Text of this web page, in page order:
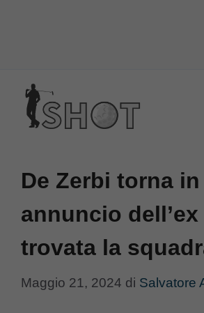
contenuto
De Zerbi torna in
annuncio dell’ex
trovata la
Maggio 21, 2024 di Salvatore